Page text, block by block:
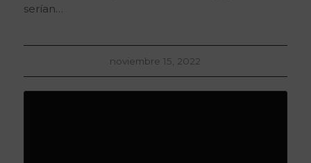
serían…
noviembre 15, 2022